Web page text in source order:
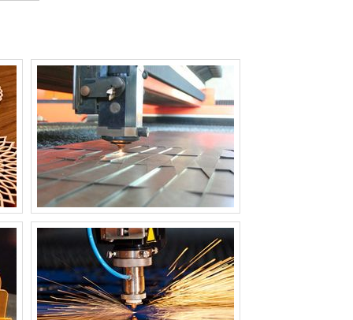
MÁQUINA DE CORTE A LASER PARA JÓIAS
MÁQUINA DE CORTE A LASER PARA
MAQUETES
MÁQUINA DE CORTE A LASER PARA MDF
MÁQUINA DE CORTE A LASER PARA METAL
MÁQUINA DE CORTE A LASER PARA OURO
MÁQUINA DE CORTE A LASER PARA PAPEL
MÁQUINA DE CORTE A LASER PARA
TECIDO
MÁQUINA DE CORTE A LASER PARA TUBOS
MÁQUINA DE CORTE A LASER PEQUENA
MÁQUINA DE CORTE A LASER PORTÁTIL
MÁQUINA DE CORTE A LASER PREÇO